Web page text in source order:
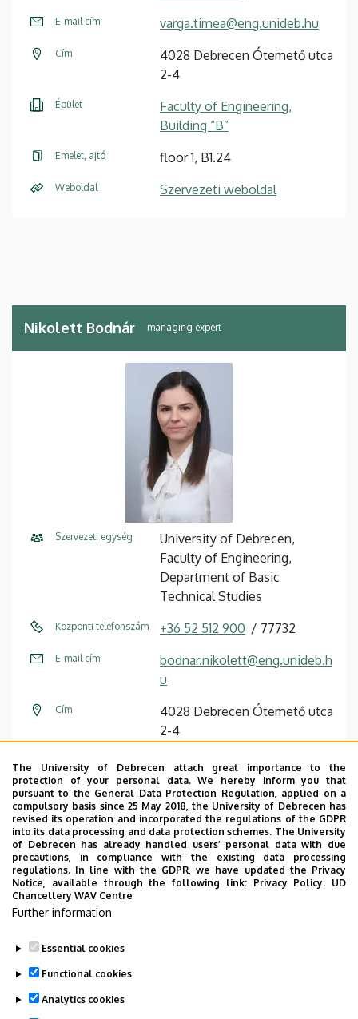
E-mail cím varga.timea@eng.unideb.hu
Cím
4028 Debrecen Ótemető utca
2-4
Épület
Faculty of Engineering,
Building “B”
Emelet, ajtó floor 1, B1.24
Weboldal Szervezeti weboldal
Nikolett Bodnár managing expert
Szervezeti egység
University of Debrecen,
Faculty of Engineering,
Department of Basic
Technical Studies
Központi telefonszám +36 52 512 900 77732
E-mail cím
bodnar.nikolett@eng.unideb.h
u
Cím
4028 Debrecen Ótemető utca
2-4
Faculty of Engineering,
Building “B”
Emelet, ajtó floor 1, B1.25
Weboldal Szervezeti weboldal
Last update: 2026. 04. 15. 10:16
The University of Debrecen attach great importance to the
protection of your personal data. We hereby inform you that
pursuant to the General Data Protection Regulation, applied on a
compulsory basis since 25 May 2018, the University of Debrecen has
revised its operation and incorporated the regulations of the GDPR
into its data processing and data protection schemes. The University
of Debrecen has already handled users’ personal data with due
precautions, in compliance with the existing data processing
regulations. In line with the GDPR, we have updated the Privacy
Notice, available through the following link: Privacy Policy. UD
Chancellery WAV Centre
Further information
Essential cookies
Functional cookies
Analytics cookies